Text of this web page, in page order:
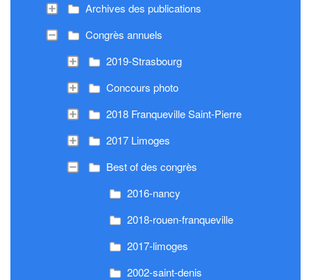
Archives des publications
Congrès annuels
2019-Strasbourg
Concours photo
2018 Franqueville Saint-Pierre
2017 Limoges
Best of des congrès
2016-nancy
2018-rouen-franqueville
2017-limoges
2002-saint-denis